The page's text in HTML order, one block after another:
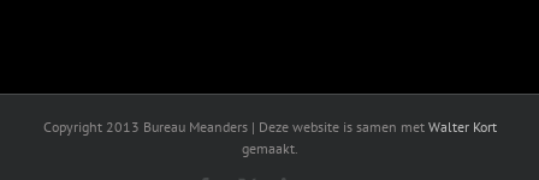
Copyright 2013 Bureau Meanders | Deze website is samen met Walter Kort
gemaakt.